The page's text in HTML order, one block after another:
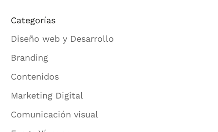
Categorías
Diseño web y Desarrollo
Branding
Contenidos
Marketing Digital
Comunicación visual